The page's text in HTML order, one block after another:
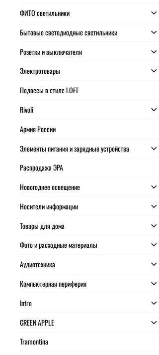
ФИТО светильники
Бытовые светодиодные светильники
Розетки и выключатели
Электротовары
Подвесы в стиле LOFT
Rivoli
Армия России
Элементы питания и зарядные устройства
Распродажа ЭРА
Новогоднее освещение
Носители информации
Товары для дома
Фото и расходные материалы
Аудиотехника
Компьютерная периферия
Intro
GREEN APPLE
Tramontina